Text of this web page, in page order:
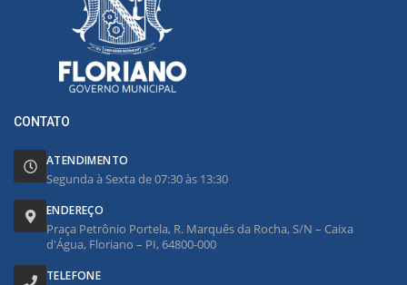
CONTATO
ATENDIMENTO
Segunda à Sexta de 07:30 às 13:30
ENDEREÇO
Praça Petrônio Portela, R. Marquês da Rocha, S/N – Caixa
d'Água, Floriano – PI, 64800-000
TELEFONE